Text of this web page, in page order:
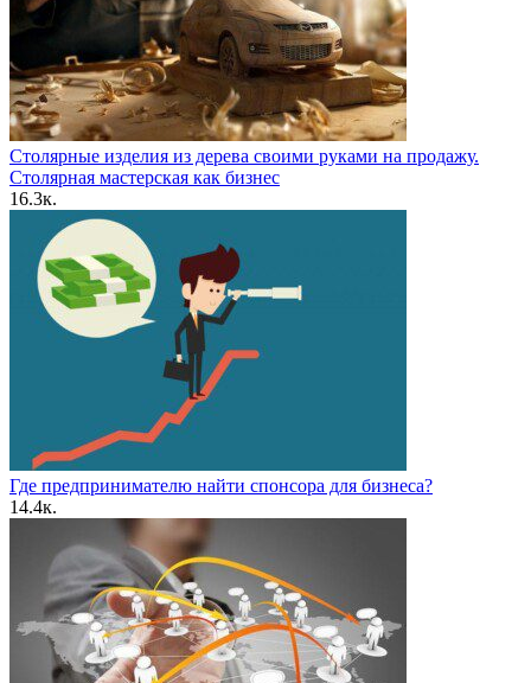
Столярные изделия из дерева своими руками на продажу.
Столярная мастерская как бизнес
16.3к.
Где предпринимателю найти спонсора для бизнеса?
14.4к.